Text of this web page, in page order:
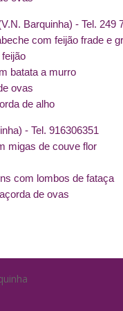
Barquinha) - Tel. 249
com feijão frade e
batata a murro
ovas
de alho
- Tel. 916306351
migas de couve flor
com lombos de fataça
de ovas